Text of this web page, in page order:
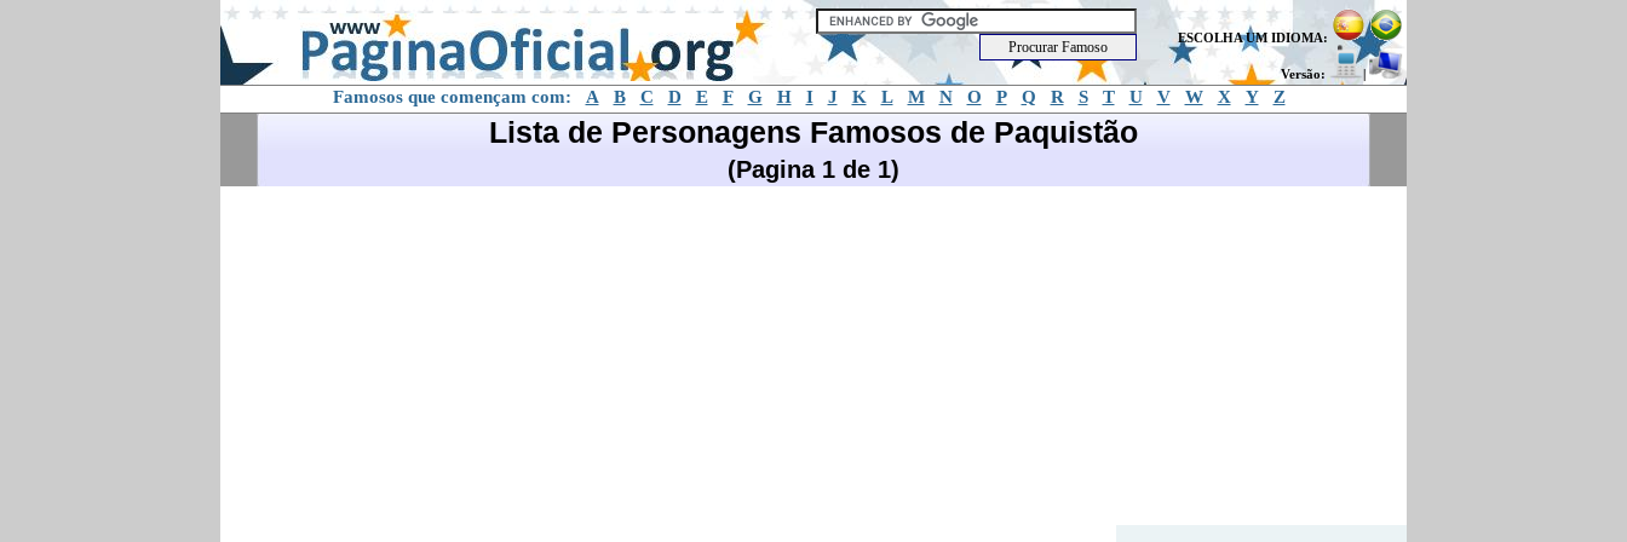
ESCOLHA UM IDIOMA:
Versão: |
Famosos que començam com: A B C D E F G H I J K L M N O P Q R S T U V W X Y Z
Lista de Personagens Famosos de Paquistão
(Pagina 1 de 1)